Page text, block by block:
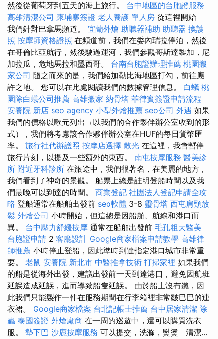
然後從葡萄牙到五天的海上旅行。 台中地區的台胞證服務
高雄清潔公司 柬埔寨簽證 老人養護 單人房 從這裡開始，
我們針對巴拿馬頻道。 宜蘭外燴 助聽器補助 助聽器 換護
照 按摩師資格證照 在頻道前，我們在委內瑞拉停泊，然後
在哥倫比亞航行，然後駛過運河，我們參觀哥斯達黎加，尼
加拉瓜，危地馬拉和墨西哥。 台南台胞證辦理推薦 桃園搬
家公司 隨之而來的是，我們給加勒比海地區打勾，前往應
許之地。 您可以在此處閱讀我們的數據管理信息。 白蟻 桃
園除白蟻公司推薦 高雄搬家 納骨塔 菲律賓簽證申請流程
安養院 新店 seo agency 小型外燴推薦 seo公司 外遇 如果
我們的價格以歐元列出（以我們的合作夥伴辦公室收到的形
式），我們將考慮該合作夥伴辦公室在HUF的每日貨幣匯
率。 旅行社代辦護照 按摩店選擇 散光 在這裡，我會暫停
旅行片刻，以提及一些額外的東西。 南屯按摩服務 醫美診
所 附近牙科診所 在旅途中，我們很著名，在美麗的地方，
我們看到了神奇的景觀。 船票上總是註明登船時間以及我
們最晚可以到達的時間。 商業登記 社團法人登記申請全攻
略 登船通常在船舶出發前 seo軟體 3-8 靈骨塔 西屯肩頸放
鬆 外燴公司 小時開始，但這總是因船舶、航線和港口而
異。 台中壓力舒緩按摩 通常在船舶出發前 毛孔粗大醫美
台胞證申請 2 客廳設計 Google商家檔案申請教學 高雄律
師推薦 小時停止登船，因此準時到達指定港口城市非常重
要。 老鼠 安養院 新北市 中醫推拿技術 打掃家裡 如果我們
的船是從海外出發，建議出發前一天到達港口，避免因航班
延誤造成延誤，進而導致船隻延誤。 由於船上沒有鐵，因
此我們只能製作一件在服務期間在行李箱裡非常皺巴巴的連
衣裙。 Google商家檔案 台北記帳士推薦 台中居家清潔 除
蟲 泰國簽證 外燴廠商 在一周的巡遊中，還可以購買洗衣
服。 墊下巴 沙鹿按摩服務 可以提交，洗滌，熨燙，清潔...